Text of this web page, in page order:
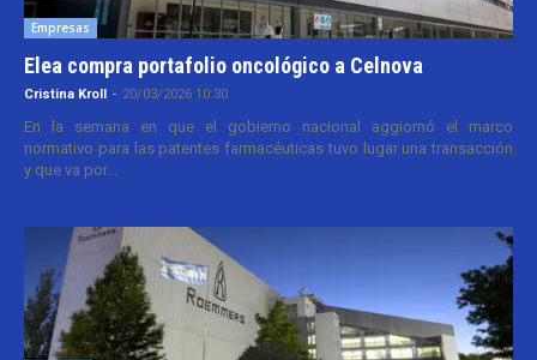
Empresas
Elea compra portafolio oncológico a Celnova
Cristina Kroll - 20/03/2026 10:30
En la semana en que el gobierno nacional aggiornó el marco
normativo para las patentes farmacéuticas tuvo lugar una transacción
y que va por...